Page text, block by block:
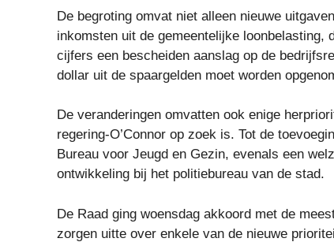
De begroting omvat niet alleen nieuwe
inkomsten uit de gemeentelijke
cijfers een bescheiden aanslag op de
dollar uit de spaargelden moet worden
De veranderingen omvatten ook enige
regering-O’Connor op zoek is. Tot de
Bureau voor Jeugd en Gezin, evenals een
ontwikkeling bij het politiebureau van de stad.
De Raad ging woensdag akkoord met de
zorgen uitte over enkele van de nieuwe